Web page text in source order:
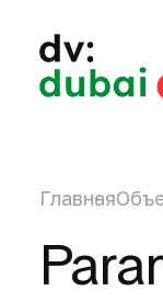
Главная